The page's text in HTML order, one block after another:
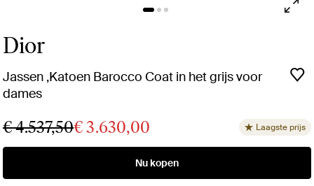
Dior
Jassen ,Katoen Barocco Coat in het grijs voor
dames
€ 4.537,50€ 3.630,00 Laagste prijs
Nu kopen